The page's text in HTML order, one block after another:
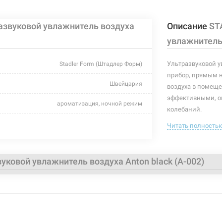
Ультразвуковой увлажнитель воздуха Anton
Ультразвуковой увлажнитель воздуха Anton
Нет в
Ультразвуковой увлажнитель воздуха Anton
увлажнитель воздуха
Stadler Form (Штадлер Форм)
Швейцария
ароматизация, ночной режим
до 26 дБ
Описание
Ультразвуковой
прибор, прямым
воздуха в
эффективными,
колебаний.
Данный
показатели
Читать
увлажнитель воздуха Anton black (A-002)